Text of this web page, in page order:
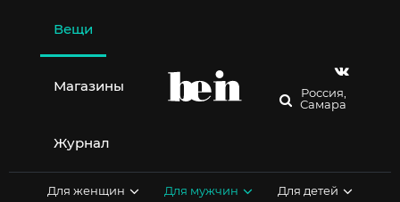
содержимому
Вещи
Магазины
Журнал
Россия,
Самара
Для женщин Для мужчин Для детей